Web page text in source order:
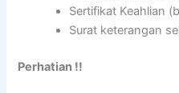
Sertifikat Keahlian
Surat keterangan
Perhatian !!